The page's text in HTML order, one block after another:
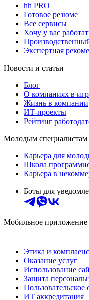
hh PRO
Готовое резюме
Все сервисы
Хочу у вас
Экспертная
Новости и статьи
Блог
О компаниях в
Жизнь в компании
ИТ-проекты
Рейтинг
Молодым специалистам
Карьера для
Школа
Карьера в
Боты для
Мобильное приложение
Этика и комплаенс
Оказание услуг
Использование
Защита
Пользовательское
ИТ аккредитация